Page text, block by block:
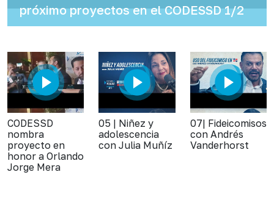
próximo proyectos en el CODESSD 1/2
CODESSD
nombra
proyecto en
honor a Orlando
Jorge Mera
05 | Niñez y
adolescencia
con Julia Muñíz
07| Fideicomisos
con Andrés
Vanderhorst